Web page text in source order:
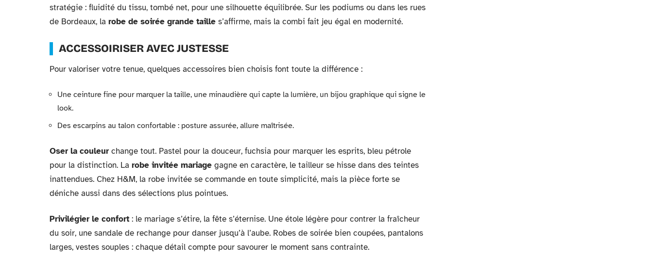
stratégie : fluidité du tissu, tombé net, pour une silhouette équilibrée. Sur les podiums ou dans les rues
de Bordeaux, la robe de soirée grande taille s’affirme, mais la combi fait jeu égal en modernité.
ACCESSOIRISER AVEC JUSTESSE
Pour valoriser votre tenue, quelques accessoires bien choisis font toute la différence :
Une ceinture fine pour marquer la taille, une minaudière qui capte la lumière, un bijou graphique qui signe le
look.
Des escarpins au talon confortable : posture assurée, allure maîtrisée.
Oser la couleur change tout. Pastel pour la douceur, fuchsia pour marquer les esprits, bleu pétrole
pour la distinction. La robe invitée mariage gagne en caractère, le tailleur se hisse dans des teintes
inattendues. Chez H&M, la robe invitée se commande en toute simplicité, mais la pièce forte se
déniche aussi dans des sélections plus pointues.
Privilégier le confort : le mariage s’étire, la fête s’éternise. Une étole légère pour contrer la fraîcheur
du soir, une sandale de rechange pour danser jusqu’à l’aube. Robes de soirée bien coupées, pantalons
larges, vestes souples : chaque détail compte pour savourer le moment sans contrainte.